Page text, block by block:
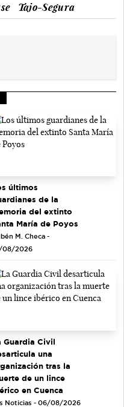
Tajo-Segura
últimos
de la
del extinto
María de Poyos
M. Checa -
08/2026
Guardia Civil
una
tras la
de un lince
en Cuenca
Noticias - 06/08/2026